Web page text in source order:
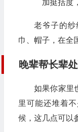
加挺括度
老爷子的
巾、帽子，在全
晚辈帮长辈
如果你家里
里可能还堆着
候，这几点可以